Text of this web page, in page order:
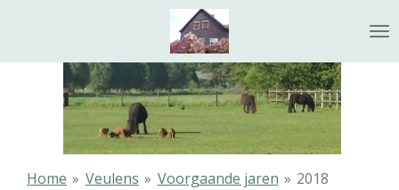
naar
hoofdinhoud
Home » Veulens » Voorgaande jaren » 2018